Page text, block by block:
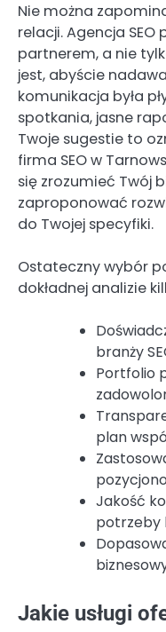
Nie można
relacji. Agencja
partnerem, a nie
jest, abyście
komunikacja była
spotkania, jasne
Twoje sugestie to
firma SEO w
się zrozumieć Twój
zaproponować
do Twojej specyfiki.
Ostateczny wybór
dokładnej analizie
branży
Portfolio
plan
Jakość
potrzeby
Jakie usługi